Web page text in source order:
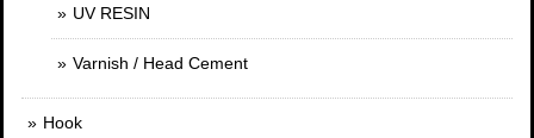
UV RESIN
Varnish / Head Cement
Hook